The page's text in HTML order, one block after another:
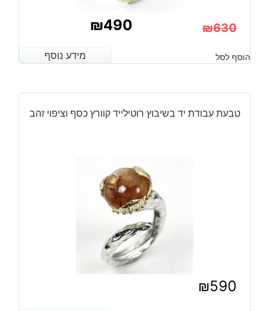
₪630
המקורי
היה:
₪630.
₪490
הנוכחי
הוא:
₪490.
מידע נוסף הוסף לסל מידע נוסף
טבעת עבודת יד בשיבוץ רוטילייד קוורץ כסף וציפוי זהב
₪590